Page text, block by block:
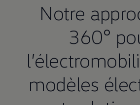
Notre
360°
modèles